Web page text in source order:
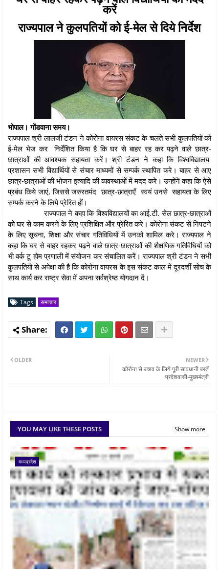
करें
राज्यपाल ने कुलपतियों को ई-मेल से दिये निर्देश
भोपाल। गोंडवाना समय।
राज्यपाल श्री लालजी टंडन ने कोरोना वायरस संकट के चलते सभी कुलपतियों को
ई-मेल भेज कर निर्देशित किया है कि घर से बाहर रह कर पढ़ने वाले छात्र-
छात्राओं की आवश्यक सहायता करें। श्री टंडन ने कहा कि विश्वविद्यालय
प्रशासन सभी विद्यार्थियों से संचार माध्यमों से सम्पर्क स्थापित करे। बाहर से आए
छात्र-छात्राओं की भोजन इत्यादि की व्यवस्थाओं में मदद करे। उन्होंने कहा कि ऐसे
प्रबंध किये जाएं, जिससे जरुरतमंद छात्र-छात्राएँ स्वयं उनसे सहायता के लिए
सम्पर्क करने के लिये प्रेरित हों।
राज्यपाल ने कहा कि विश्वविद्यालयों का आई.टी. सेल छात्र-छात्राओं
को घर से काम करने के लिए प्रशिक्षित और प्रेरित करे। कोरोना संकट से निपटने
के लिए सूचना, शिक्षा और संचार गतिविधियों में उनको शामिल करे। राज्यपाल ने
कहा कि घर से बाहर रहकर पढ़ने वाले छात्र-छात्राओं की शैक्षणिक गतिविधियों को
भी वर्क टू होम प्रणाली में संयोजन कर संचालित करें। राज्यपाल श्री टंडन ने सभी
कुलपतियों से अपेक्षा की है कि कोरोना वायरस के इस संकट काल में दूरदर्शी सोच के
साथ कार्य कर राष्ट्र सेवा में अपना सर्वश्रेष्ठ योगदान दें।
Tags समाचार
NEWER
कोरोना से बचाव के लिये पूरी सावधानी बरतें
प्रदेशवासी-मुख्यमंत्री
OLDER
YOU MAY LIKE THESE POSTS Show more
मध्यप्रदेश